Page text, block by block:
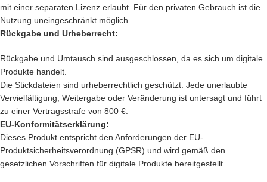
mit einer separaten Lizenz erlaubt. Für den privaten Gebrauch ist die
Nutzung uneingeschränkt möglich.
Rückgabe und Urheberrecht:
Rückgabe und Umtausch sind ausgeschlossen, da es sich um digitale
Produkte handelt.
Die Stickdateien sind urheberrechtlich geschützt. Jede unerlaubte
Vervielfältigung, Weitergabe oder Veränderung ist untersagt und führt
zu einer Vertragsstrafe von 800 €.
EU-Konformitätserklärung:
Dieses Produkt entspricht den Anforderungen der EU-
Produktsicherheitsverordnung (GPSR) und wird gemäß den
gesetzlichen Vorschriften für digitale Produkte bereitgestellt.